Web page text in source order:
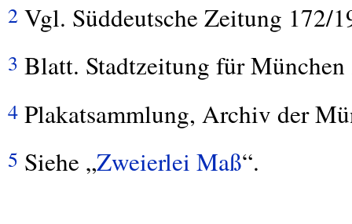
2 Vgl. Süddeutsche Zeitung 172/
3 Blatt. Stadtzeitung für
4 Plakatsammlung, Archiv der
5 Siehe „Zweierlei Maß“.